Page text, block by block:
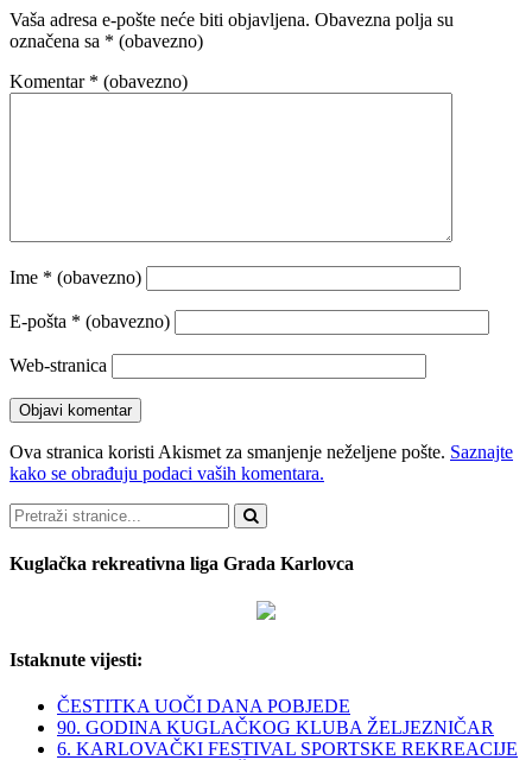
Vaša adresa e-pošte neće biti objavljena. Obavezna polja su
označena sa * (obavezno)
Komentar * (obavezno)
Ime * (obavezno)
E-pošta * (obavezno)
Web-stranica
Ova stranica koristi Akismet za smanjenje neželjene pošte. Saznajte
kako se obrađuju podaci vaših komentara.
Pretraži
Kuglačka rekreativna liga Grada Karlovca
Istaknute vijesti:
ČESTITKA UOČI DANA POBJEDE
90. GODINA KUGLAČKOG KLUBA ŽELJEZNIČAR
6. KARLOVAČKI FESTIVAL SPORTSKE REKREACIJE